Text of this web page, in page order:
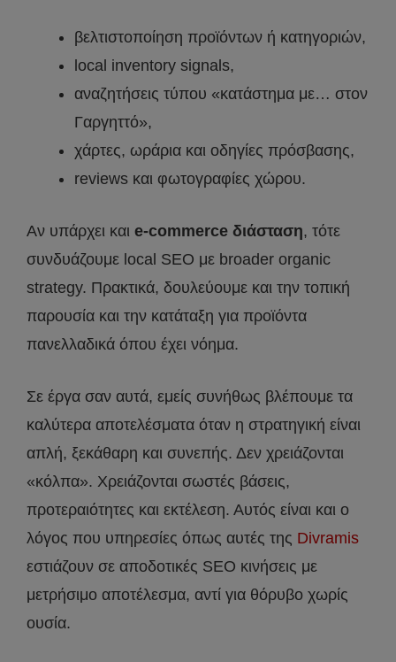
βελτιστοποίηση προϊόντων ή κατηγοριών,
local inventory signals,
αναζητήσεις τύπου «κατάστημα με… στον
Γαργηττό»,
χάρτες, ωράρια και οδηγίες πρόσβασης,
reviews και φωτογραφίες χώρου.
Αν υπάρχει και e-commerce διάσταση, τότε
συνδυάζουμε local SEO με broader organic
strategy. Πρακτικά, δουλεύουμε και την τοπική
παρουσία και την κατάταξη για προϊόντα
πανελλαδικά όπου έχει νόημα.
Σε έργα σαν αυτά, εμείς συνήθως βλέπουμε τα
καλύτερα αποτελέσματα όταν η στρατηγική είναι
απλή, ξεκάθαρη και συνεπής. Δεν χρειάζονται
«κόλπα». Χρειάζονται σωστές βάσεις,
προτεραιότητες και εκτέλεση. Αυτός είναι και ο
λόγος που υπηρεσίες όπως αυτές της Divramis
εστιάζουν σε αποδοτικές SEO κινήσεις με
μετρήσιμο αποτέλεσμα, αντί για θόρυβο χωρίς
ουσία.